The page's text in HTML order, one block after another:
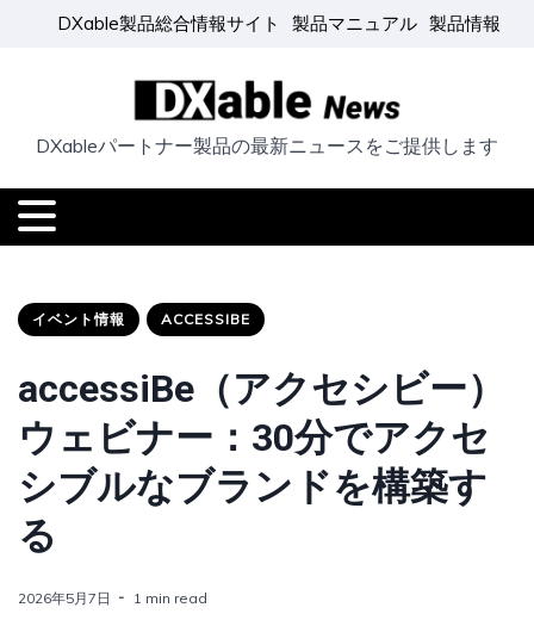
DXable製品総合情報サイト 製品マニュアル 製品情報
DXableパートナー製品の最新ニュースをご提供します
イベント情報 ACCESSIBE
accessiBe（アクセシビー）
ウェビナー：30分でアクセ
シブルなブランドを構築す
る
2026年5月7日 1 min read